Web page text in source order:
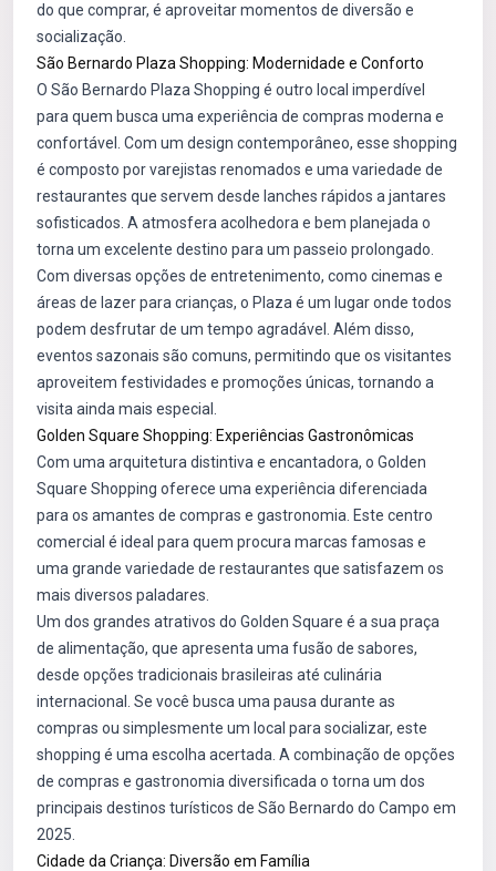
do que comprar, é aproveitar momentos de diversão e
socialização.
São Bernardo Plaza Shopping: Modernidade e Conforto
O São Bernardo Plaza Shopping é outro local imperdível
para quem busca uma experiência de compras moderna e
confortável. Com um design contemporâneo, esse shopping
é composto por varejistas renomados e uma variedade de
restaurantes que servem desde lanches rápidos a jantares
sofisticados. A atmosfera acolhedora e bem planejada o
torna um excelente destino para um passeio prolongado.
Com diversas opções de entretenimento, como cinemas e
áreas de lazer para crianças, o Plaza é um lugar onde todos
podem desfrutar de um tempo agradável. Além disso,
eventos sazonais são comuns, permitindo que os visitantes
aproveitem festividades e promoções únicas, tornando a
visita ainda mais especial.
Golden Square Shopping: Experiências Gastronômicas
Com uma arquitetura distintiva e encantadora, o Golden
Square Shopping oferece uma experiência diferenciada
para os amantes de compras e gastronomia. Este centro
comercial é ideal para quem procura marcas famosas e
uma grande variedade de restaurantes que satisfazem os
mais diversos paladares.
Um dos grandes atrativos do Golden Square é a sua praça
de alimentação, que apresenta uma fusão de sabores,
desde opções tradicionais brasileiras até culinária
internacional. Se você busca uma pausa durante as
compras ou simplesmente um local para socializar, este
shopping é uma escolha acertada. A combinação de opções
de compras e gastronomia diversificada o torna um dos
principais destinos turísticos de São Bernardo do Campo em
2025.
Cidade da Criança: Diversão em Família